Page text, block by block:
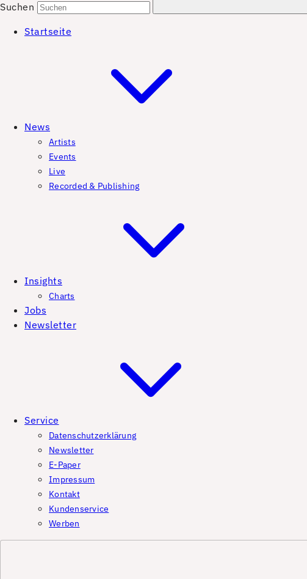
Suchen
Startseite
News
Artists
Events
Live
Recorded & Publishing
Insights
Charts
Jobs
Newsletter
Service
Datenschutzerklärung
Newsletter
E-Paper
Impressum
Kontakt
Kundenservice
Werben